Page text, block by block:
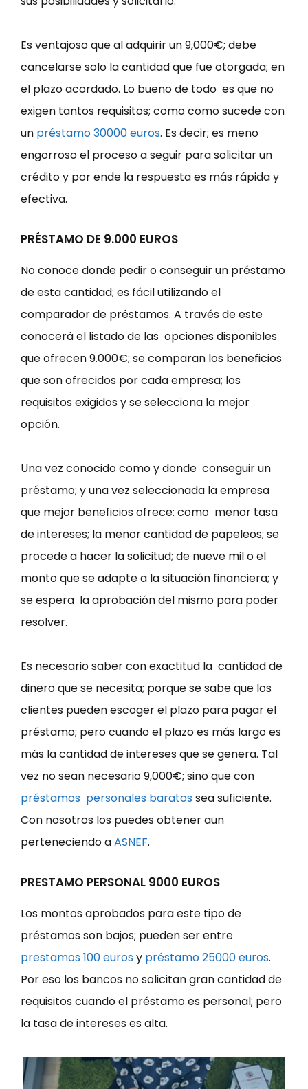
Es ventajoso que al adquirir un 9,000€; debe
cancelarse solo la cantidad que fue otorgada; en
el plazo acordado. Lo bueno de todo es que no
exigen tantos requisitos; como como sucede con
un préstamo 30000 euros. Es decir; es meno
engorroso el proceso a seguir para solicitar un
crédito y por ende la respuesta es más rápida y
efectiva.
PRÉSTAMO DE 9.000 EUROS
No conoce donde pedir o conseguir un préstamo
de esta cantidad; es fácil utilizando el
comparador de préstamos. A través de este
conocerá el listado de las opciones disponibles
que ofrecen 9.000€; se comparan los beneficios
que son ofrecidos por cada empresa; los
requisitos exigidos y se selecciona la mejor
opción.
Una vez conocido como y donde conseguir un
préstamo; y una vez seleccionada la empresa
que mejor beneficios ofrece: como menor tasa
de intereses; la menor cantidad de papeleos; se
procede a hacer la solicitud; de nueve mil o el
monto que se adapte a la situación financiera; y
se espera la aprobación del mismo para poder
resolver.
Es necesario saber con exactitud la cantidad de
dinero que se necesita; porque se sabe que los
clientes pueden escoger el plazo para pagar el
préstamo; pero cuando el plazo es más largo es
más la cantidad de intereses que se genera. Tal
vez no sean necesario 9,000€; sino que con
préstamos personales baratos sea suficiente.
Con nosotros los puedes obtener aun
perteneciendo aASNEF.
PRESTAMO PERSONAL 9000 EUROS
Los montos aprobados para este tipo de
préstamos son bajos; pueden ser entre
prestamos 100 euros y préstamo 25000 euros.
Por eso los bancos no solicitan gran cantidad de
requisitos cuando el préstamo es personal; pero
la tasa de intereses es alta.